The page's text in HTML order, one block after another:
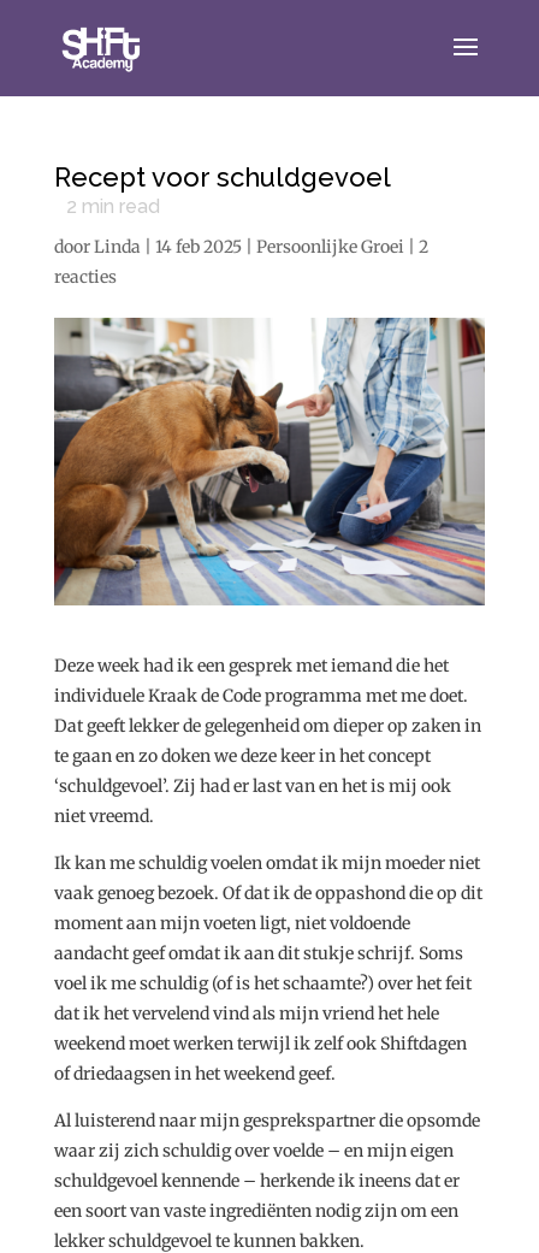
Recept voor schuldgevoel
2 min read
doorLinda 14 feb 2025| Persoonlijke Groei
2
reacties
Deze week had ik een gesprek met iemand die het
individuele Kraak de Code programma met me doet.
Dat geeft lekker de gelegenheid om dieper op zaken in
te gaan en zo doken we deze keer in het concept
‘schuldgevoel’. Zij had er last van en het is mij ook
niet vreemd.
Ik kan me schuldig voelen omdat ik mijn moeder niet
vaak genoeg bezoek. Of dat ik de oppashond die op dit
moment aan mijn voeten ligt, niet voldoende
aandacht geef omdat ik aan dit stukje schrijf. Soms
voel ik me schuldig (of is het schaamte?) over het feit
dat ik het vervelend vind als mijn vriend het hele
weekend moet werken terwijl ik zelf ook Shiftdagen
of driedaagsen in het weekend geef.
Al luisterend naar mijn gesprekspartner die opsomde
waar zij zich schuldig over voelde – en mijn eigen
schuldgevoel kennende – herkende ik ineens dat er
een soort van vaste ingrediënten nodig zijn om een
lekker schuldgevoel te kunnen bakken.